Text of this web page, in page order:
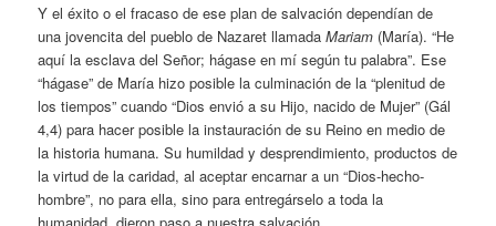
Y el éxito o el fracaso de ese plan de salvación dependían de
una jovencita del pueblo de Nazaret llamadaMariam (María). “He
aquí la esclava del Señor; hágase en mí según tu palabra”. Ese
“hágase” de María hizo posible la culminación de la “plenitud de
los tiempos” cuando “Dios envió a su Hijo, nacido de Mujer” (Gál
4,4) para hacer posible la instauración de su Reino en medio de
la historia humana. Su humildad y desprendimiento, productos de
la virtud de la caridad, al aceptar encarnar a un “Dios-hecho-
hombre”, no para ella, sino para entregárselo a toda la